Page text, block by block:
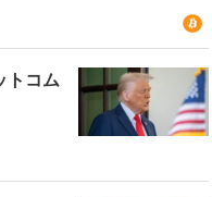
トコム